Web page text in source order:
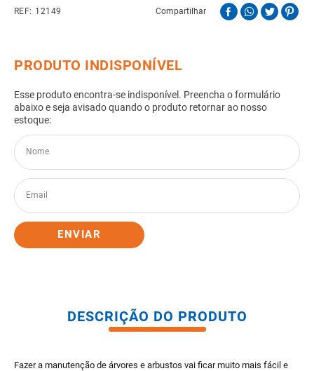
12149 Compartilhar
ENVIAR
DESCRIÇÃO DO PRODUTO
Fazer a manutenção de árvores e arbustos vai ficar muito mais fácil e
9º porta
10º